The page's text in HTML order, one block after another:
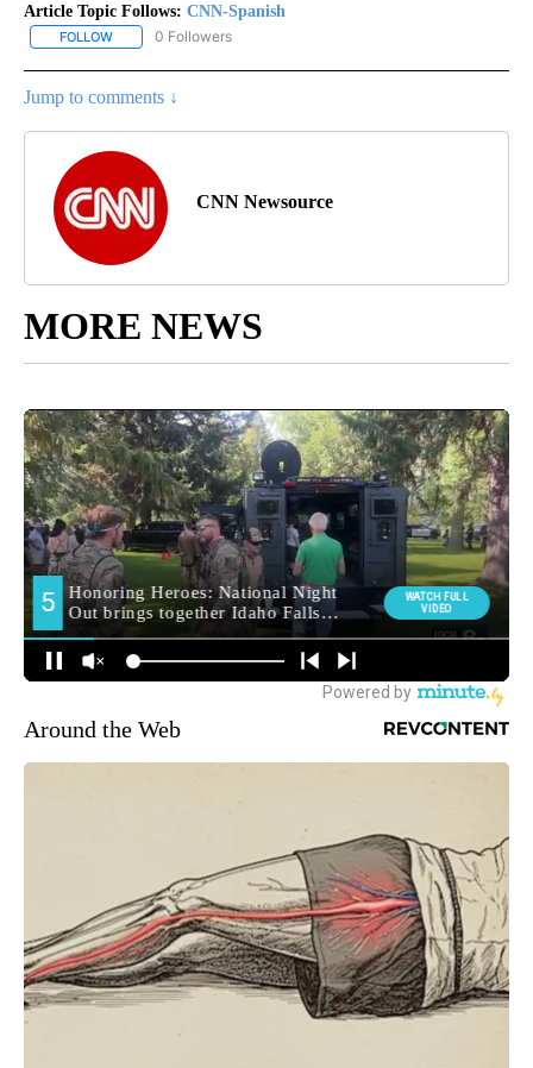
Article Topic Follows: CNN-Spanish
FOLLOW FOLLOW "CNN-SPANISH" TO RECEIVE NOTIFICATIONS ABOUT
0 Followers
Jump to comments ↓
CNN Newsource
MORE NEWS
Around the Web